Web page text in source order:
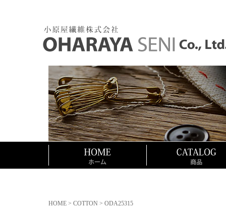
HOME > COTTON > ODA25315